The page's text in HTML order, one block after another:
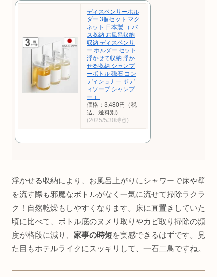
ディスペンサーホル
ダー 3個セット マグ
ネット 日本製 （ バ
ス収納 お風呂収納
収納 ディスペンサ
ー ホルダー セット
浮かせて収納 浮か
せる収納 シャンプ
ーボトル 磁石 コン
ディショナー ボデ
ィソープ シャンプ
ー ）
価格：3,480円（税
込、送料別)
(2025/5/30時点)
浮かせる収納により、お風呂上がりにシャワーで床や壁
を流す際も邪魔なボトルがなく一気に流せて掃除ラクラ
ク！自然乾燥もしやすくなります。床に直置きしていた
頃に比べて、ボトル底のヌメリ取りやカビ取り掃除の頻
度が格段に減り、 家事の時短を実感できるはずです。見
た目もホテルライクにスッキリして、一石二鳥ですね。